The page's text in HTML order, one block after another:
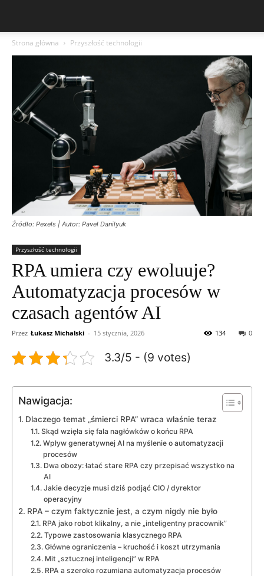
Strona główna Przyszłość technologii
Źródło: Pexels | Autor: Pavel Danilyuk
Przyszłość technologii
RPA umiera czy ewoluuje?
Automatyzacja procesów w
czasach agentów AI
Przez Łukasz Michalski - 15 stycznia, 2026 0
134
3.3/5 - (9 votes)
Nawigacja:
Dlaczego temat „śmierci RPA” wraca właśnie teraz
Skąd wzięła się fala nagłówków o końcu RPA
Wpływ generatywnej AI na myślenie o automatyzacji
procesów
Dwa obozy: łatać stare RPA czy przepisać wszystko na
AI
Jakie decyzje musi dziś podjąć CIO / dyrektor
operacyjny
RPA – czym faktycznie jest, a czym nigdy nie było
RPA jako robot klikalny, a nie „inteligentny pracownik”
Typowe zastosowania klasycznego RPA
Główne ograniczenia – kruchość i koszt utrzymania
Mit „sztucznej inteligencji” w RPA
RPA a szeroko rozumiana automatyzacja procesów